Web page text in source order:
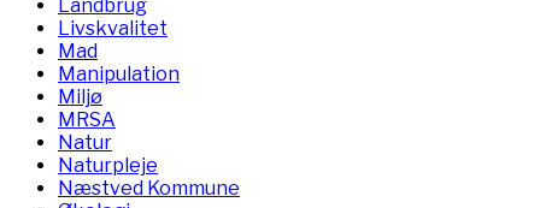
Landbrug
Livskvalitet
Mad
Manipulation
Miljø
MRSA
Natur
Naturpleje
Næstved Kommune